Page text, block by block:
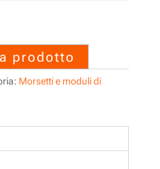
prodotto
Morsetti e moduli di